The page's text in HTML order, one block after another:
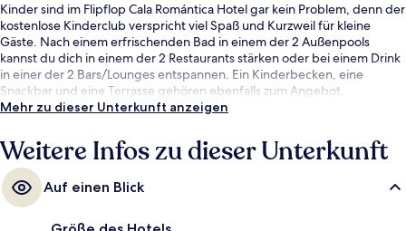
Kinder sind im Flipflop Cala Romántica Hotel gar kein Problem, denn der
kostenlose Kinderclub verspricht viel Spaß und Kurzweil für kleine
Gäste. Nach einem erfrischenden Bad in einem der 2 Außenpools
kannst du dich in einem der 2 Restaurants stärken oder bei einem Drink
in einer der 2 Bars/Lounges entspannen. Ein Kinderbecken, eine
Snackbar und eine Terrasse gehören ebenfalls zum Angebot.
Mehr zu dieser Unterkunft anzeigen
Weitere Infos zu dieser Unterkunft
Auf einen Blick